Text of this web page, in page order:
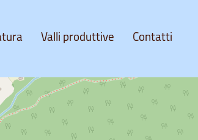
Valli produttive Contatti